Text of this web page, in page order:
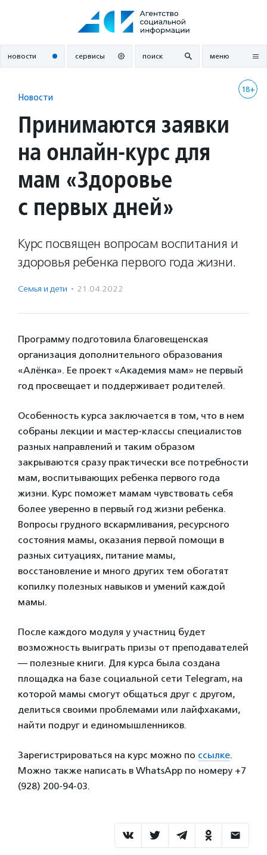
новости сервисы поиск меню
18+
Новости
Принимаются заявки
на онлайн-курс для
мам «Здоровье
с первых дней»
Курс посвящен вопросам воспитания и
здоровья ребенка первого года жизни.
Семья и дети · 21.04.2022
Программу подготовила благовещенская
организация дополнительного образования
«Алёнка». Ее проект «Академия мам» не первый
год просвещает и поддерживает родителей.
Особенность курса заключается в том, что в нем
собраны лекции и мастер-классы специалистов
разных направлений и таким образом
закрываются сразу практически все потребности
мам, воспитывающих ребенка первого года
жизни. Курс поможет мамам чувствовать себя
более уверенно в первый год жизни ребенка.
Вопросы грудного вскармливания, ресурсного
состояния мамы, оказания первой помощи в
разных ситуациях, питание мамы,
восстановление и много других тем обогатят
копилку полезных навыков и умений каждой
мамы.
После каждого модуля у участниц будет
возможность выиграть призы от преподавателей
— полезные книги. Для курса была создана
площадка на базе социальной сети Telegram, на
которой мамы смогут общаться друг с другом,
делиться своими проблемами или лайфхаками,
найти подруг и единомышленников.
Зарегистрироваться на курс можно по ссылке.
Можно также написать в WhatsApp по номеру +7
(928) 200-94-03.